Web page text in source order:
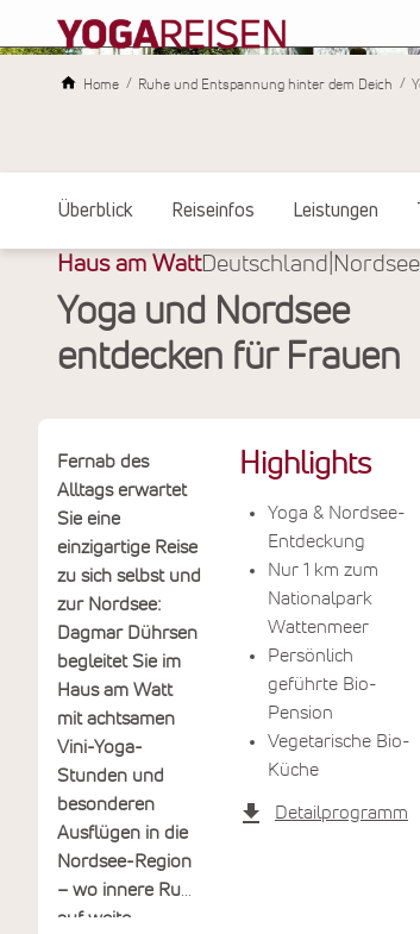
Home Ruhe und Entspannung hinter dem Deich
Überblick Reiseinfos Leistungen
Haus am WattDeutschland Nordsee
Yoga und Nordsee
entdecken für Frauen
Highlights
Yoga & Nordsee-
Entdeckung
Nur 1 km zum
Nationalpark
Wattenmeer
Persönlich
geführte Bio-
Pension
Vegetarische Bio-
Küche
Detailprogramm
Fernab des
Alltags erwartet
Sie eine
einzigartige Reise
zu sich selbst und
zur Nordsee:
Dagmar Dührsen
begleitet Sie im
Haus am Watt
mit achtsamen
Vini-Yoga-
Stunden und
besonderen
Ausflügen in die
Nordsee-Region
– wo innere Ruhe
auf weite